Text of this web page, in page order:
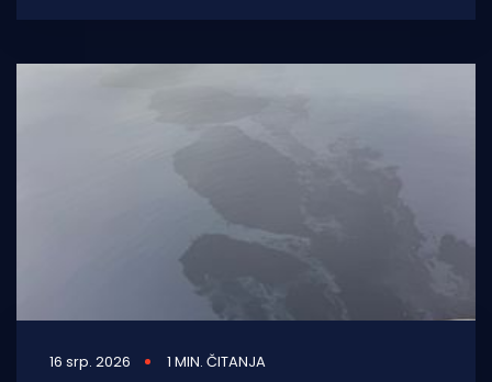
do daljnjega
16 srp. 2026 1 MIN. ČITANJA